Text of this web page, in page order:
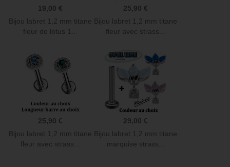
19,00 €
Bijou labret 1,2 mm titane
fleur de lotus 1...
25,90 €
Bijou labret 1,2 mm titane
fleur avec strass...
25,90 €
Bijou labret 1,2 mm titane
fleur avec strass...
29,00 €
Bijou labret 1,2 mm titane
marquise strass...